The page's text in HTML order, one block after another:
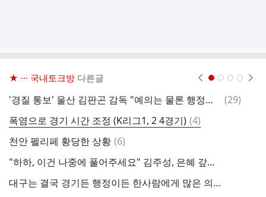
★ ··· 국내토크방 다른글
'경질 통보' 울산 김판곤 감독 "예의는 물론 행정적으로도 문제"... 수원FC전 지휘 의지
댓
(29)
폭염으로 경기 시간 조정 (K리그1, 2 4경기) 댓
글
(4)
천안 펠리페 황당한 상황 댓
(6)
"하하, 이건 나중에 풀어주세요" 김주성, 은혜 갚았다..."내게 1순위 FC서울, 이적료 남기고 파"
대구는 결국 경기든 행정이든 한사람에게 많은 의지를 하고 있었네요